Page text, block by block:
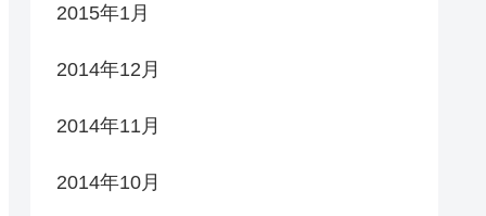
2015年1月
2014年12月
2014年11月
2014年10月